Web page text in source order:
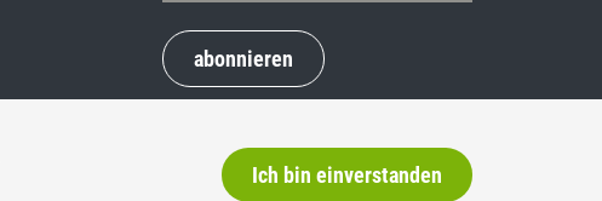
abonnieren
Ich bin einverstanden